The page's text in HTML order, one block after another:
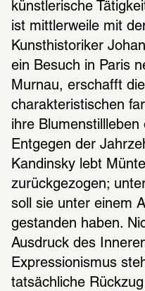
künstlerische
ist mittlerweile mit
Kunsthistoriker
ein Besuch in Paris
Murnau, erschafft
charakteristischen
ihre
Entgegen der
Kandinsky lebt
zurückgezogen;
soll sie unter einem
gestanden haben.
Ausdruck des
Expressionismus
tatsächliche